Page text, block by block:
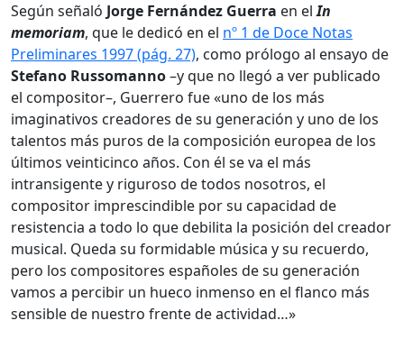
Según señaló Jorge Fernández Guerra en elIn
memoriam, que le dedicó en el nº 1 de Doce Notas
Preliminares 1997 (pág. 27), como prólogo al ensayo de
Stefano Russomanno–y que no llegó a ver publicado
el compositor–, Guerrero fue «uno de los más
imaginativos creadores de su generación y uno de los
talentos más puros de la composición europea de los
últimos veinticinco años. Con él se va el más
intransigente y riguroso de todos nosotros, el
compositor imprescindible por su capacidad de
resistencia a todo lo que debilita la posición del creador
musical. Queda su formidable música y su recuerdo,
pero los compositores españoles de su generación
vamos a percibir un hueco inmenso en el flanco más
sensible de nuestro frente de actividad…»